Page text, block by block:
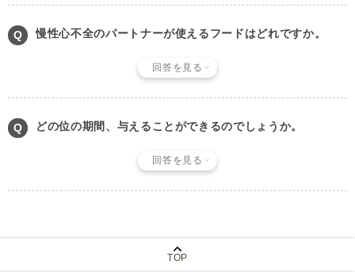
慢性心不全のパートナーが使えるフードはどれですか。
回答を見る
どの位の期間、与えることができるのでしょうか。
回答を見る
TOP